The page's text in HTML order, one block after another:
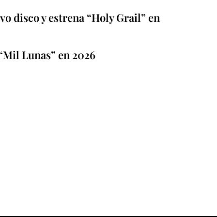
disco y estrena “Holy Grail” en
Lunas” en 2026